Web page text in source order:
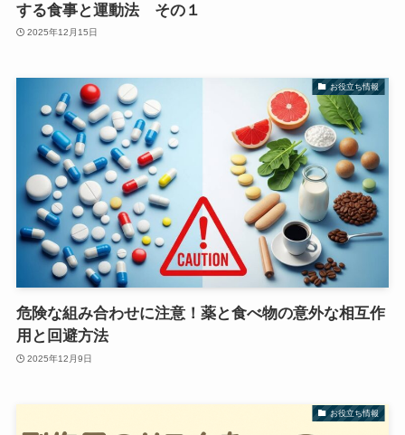
する食事と運動法 その１
2025年12月15日
お役立ち情報
危険な組み合わせに注意！薬と食べ物の意外な相互作
用と回避方法
2025年12月9日
お役立ち情報